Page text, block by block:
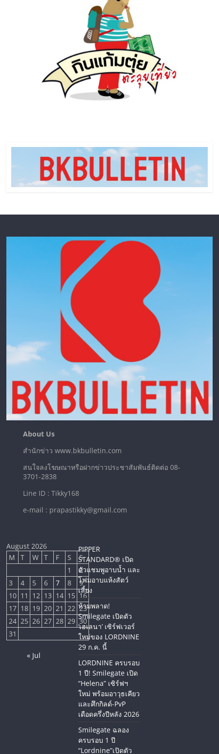
About Us
สำนักข่าว www.bkbulletin.com
สนใจลงโฆษณาหรือฝากข่าวประชาสัมพันธ์ติดต่อ 08-
3701-2838
Line ID : Tikky168
e-mail : prapastikky@gmail.com
August 2026
M
T W T F S
S
1
2
3
4 5 6 7 8
9
10 11 12 13 14 15 16
17 18 19 20 21 22 23
24 25 26 27 28 29 30
31
« Jul
PIPPER
STANDARD® เปิด
ตัวแชมพูอาบน้ำ และ
โฟมอาบแห้งสัตว์
เลี้ยง
ห้ามพลาด!
Smilegate เปิดตัว
‘เฮเลนา’ เซิร์ฟเวอร์
ใหม่ของ LORDNINE
29 ก.ค. นี้
LORDNINE ครบรอบ
1 ปี! Smilegate เปิด
“Helena” เซิร์ฟฯ
ใหม่ พร้อมอาวุธเคียว
และศึกกิลด์-PvP
เดือดครึ่งปีหลัง 2026
Smilegate ฉลอง
ครบรอบ 1 ปี
“Lordnine”เปิดตัว